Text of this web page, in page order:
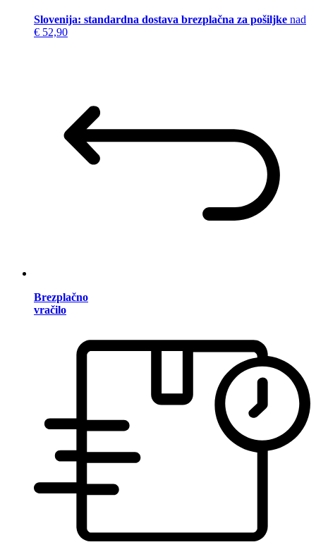
Slovenija: standardna dostava brezplačna za pošiljke nad
€ 52,90
Brezplačno
vračilo